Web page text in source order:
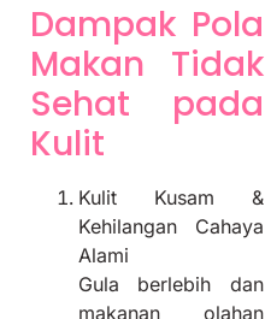
Dampak Pola
Makan Tidak
Sehat pada
Kulit
Kulit Kusam &
Kehilangan Cahaya
Alami
Gula berlebih dan
makanan olahan